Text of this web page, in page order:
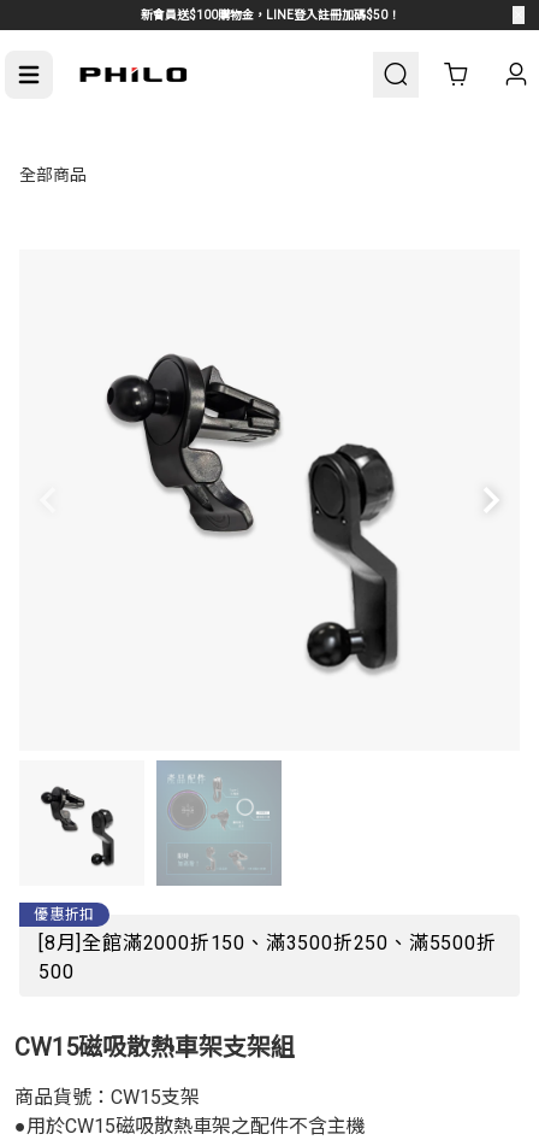
新會員送$100購物金，LINE登入註冊加碼$50！
Cart
全部商品
優惠折扣
[8月]全館滿2000折150、滿3500折250、滿5500折
500
CW15磁吸散熱車架支架組
商品貨號：CW15支架
●用於CW15磁吸散熱車架之配件不含主機